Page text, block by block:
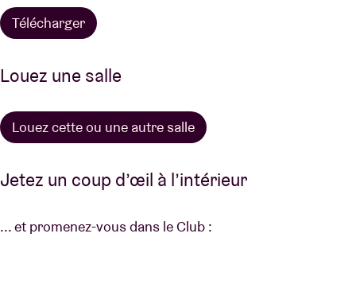
À propos de l'AB
Télécharger
Louez une salle
Louez cette ou une autre salle
Jetez un coup d’œil à l’intérieur
... et promenez-vous dans le Club :